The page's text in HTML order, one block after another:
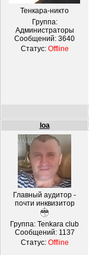
Тенкара-никто
Группа:
Администраторы
Сообщений: 3640
Статус: Offline
loa
Главный аудитор -
почти инквизитор
Группа: Tenkara club
Сообщений: 1137
Статус: Offline